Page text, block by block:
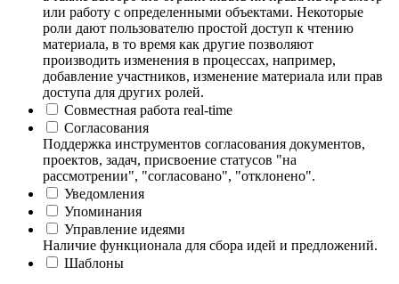
или работу с определенными объектами. Некоторые
роли дают пользователю простой доступ к чтению
материала, в то время как другие позволяют
производить изменения в процессах, например,
добавление участников, изменение материала или прав
доступа для других ролей.
Совместная работа real-time
Согласования
Поддержка инструментов согласования документов,
проектов, задач, присвоение статусов "на
рассмотрении", "согласовано", "отклонено".
Уведомления
Упоминания
Управление идеями
Наличие функционала для сбора идей и предложений.
Шаблоны